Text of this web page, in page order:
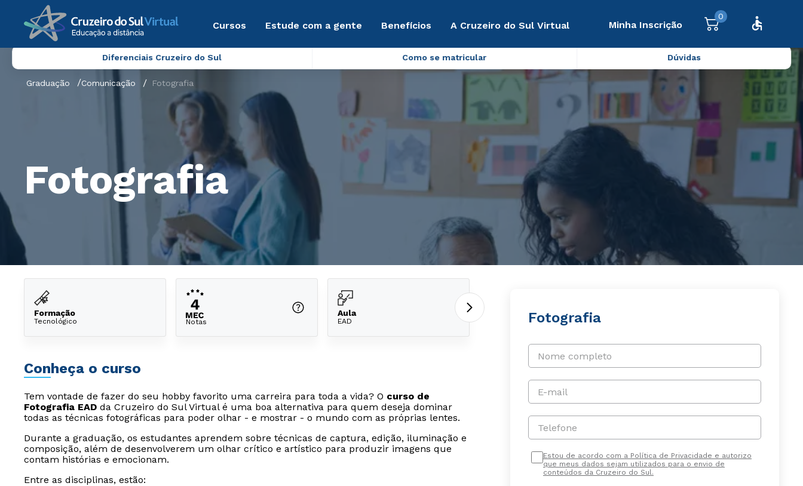
Cursos Estude com a gente Benefícios A Cruzeiro do Sul Virtual Minha Inscrição
0
Diferenciais Cruzeiro do Sul Como se matricular Dúvidas
Graduação Comunicação Fotografia
Fotografia
Formação
Tecnológico Notas
Aula
EAD
Conheça o curso
Tem vontade de fazer do seu hobby favorito uma carreira para toda a vida? O curso de
Fotografia EAD da Cruzeiro do Sul Virtual é uma boa alternativa para quem deseja dominar
todas as técnicas fotográficas para poder olhar - e mostrar - o mundo com as próprias lentes.
Durante a graduação, os estudantes aprendem sobre técnicas de captura, edição, iluminação e
composição, além de desenvolverem um olhar crítico e artístico para produzir imagens que
contam histórias e emocionam.
Entre as disciplinas, estão:
Fotografia
Nome completo
E-mail
Telefone
Estou de acordo com a Política de Privacidade e autorizo
que meus dados sejam utilizados para o envio de
conteúdos da Cruzeiro do Sul.